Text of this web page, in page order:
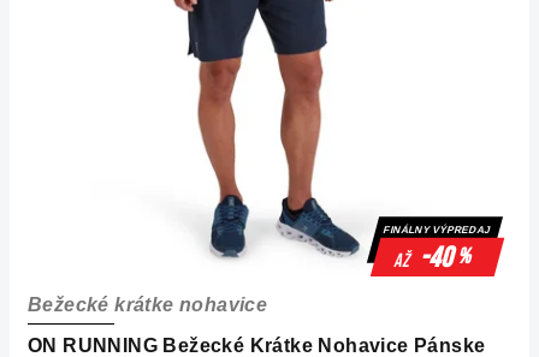
FINÁLNY VÝPREDAJ
až -40%
ON RUNNING Bežecké Krátke Nohavice Pánske
Bežecké krátke nohavice